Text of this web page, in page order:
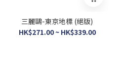
三麗鷗-東京地標 (絕版)
HK$271.00 ~ HK$339.00